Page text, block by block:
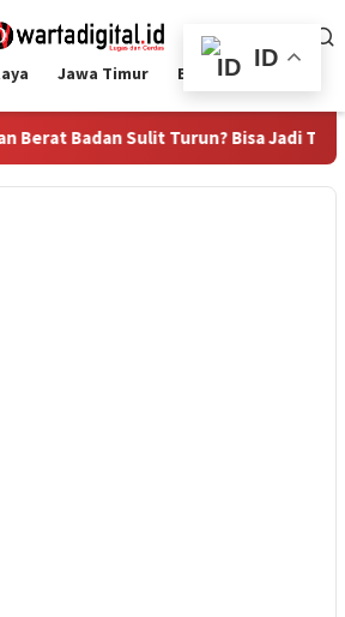
Jawa Timur Ekbis Nasional
Badan Sulit Turun? Bisa Jadi Tubuh
ID